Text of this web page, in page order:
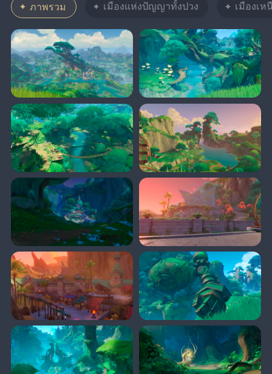
ภาพรวม เมืองแห่งปัญญาทั้งปวง เมืองเห